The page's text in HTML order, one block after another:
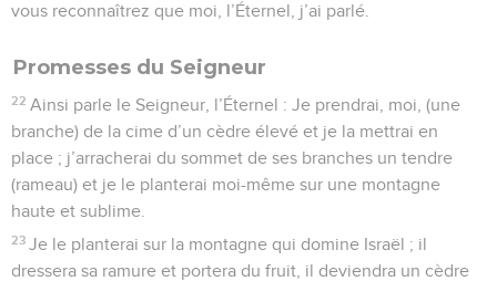
vous reconnaîtrez que moi, l’Éternel, j’ai parlé.
Promesses du Seigneur
22 Ainsi parle le Seigneur, l’Éternel : Je prendrai, moi, (une
branche) de la cime d’un cèdre élevé et je la mettrai en
place ; j’arracherai du sommet de ses branches un tendre
(rameau) et je le planterai moi-même sur une montagne
haute et sublime.
23 Je le planterai sur la montagne qui domine Israël ; il
dressera sa ramure et portera du fruit, il deviendra un cèdre